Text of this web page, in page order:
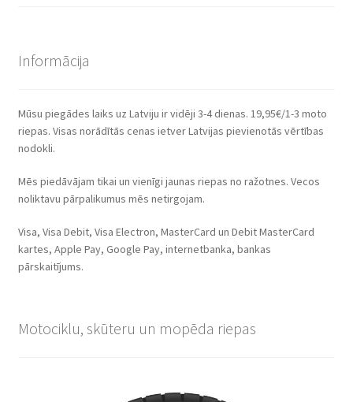
Informācija
Mūsu piegādes laiks uz Latviju ir vidēji 3-4 dienas. 19,95€/1-3 moto
riepas. Visas norādītās cenas ietver Latvijas pievienotās vērtības
nodokli.
Mēs piedāvājam tikai un vienīgi jaunas riepas no ražotnes. Vecos
noliktavu pārpalikumus mēs netirgojam.
Visa, Visa Debit, Visa Electron, MasterCard un Debit MasterCard
kartes, Apple Pay, Google Pay, internetbanka, bankas
pārskaitījums.
Motociklu, skūteru un mopēda riepas